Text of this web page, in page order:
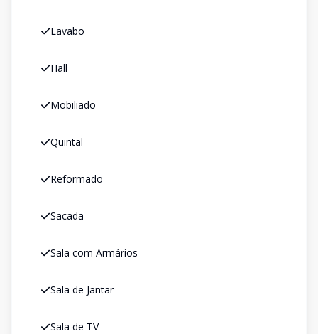
Lavabo
Hall
Mobiliado
Quintal
Reformado
Sacada
Sala com Armários
Sala de Jantar
Sala de TV